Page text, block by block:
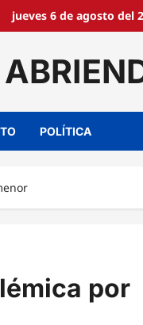
jueves 6 de agosto del
POLÍTICA
por